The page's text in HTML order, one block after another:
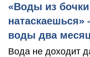
«Воды из
воды два
Вода не доходит